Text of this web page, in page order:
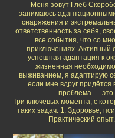
Меня зовут Глеб
занимаюсь
снаряжения и
ответственность за себя,
все события, что со
приключениях. Активный
успешная адаптация к
жизненная
выживанием, я адаптирую
если мне вдруг придётся
проблема — это
Три ключевых момента, с
таких задач: 1. Здоровье,
Практический